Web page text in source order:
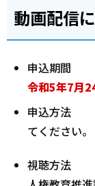
動画配信
申込
令和5年7月
申込方法
てください。
視聴方法